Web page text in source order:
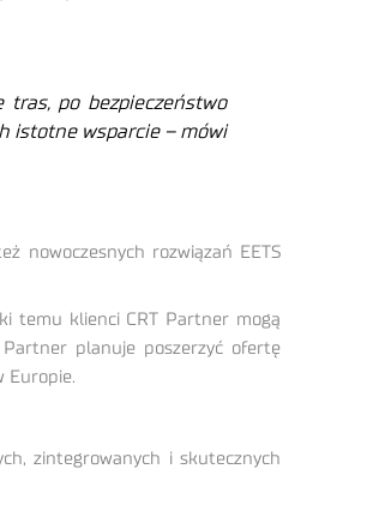
tras, po bezpieczeństwo
istotne wsparcie – mówi
nowoczesnych rozwiązań EETS
temu klienci CRT Partner mogą
planuje poszerzyć ofertę
Europie.
zintegrowanych i skutecznych